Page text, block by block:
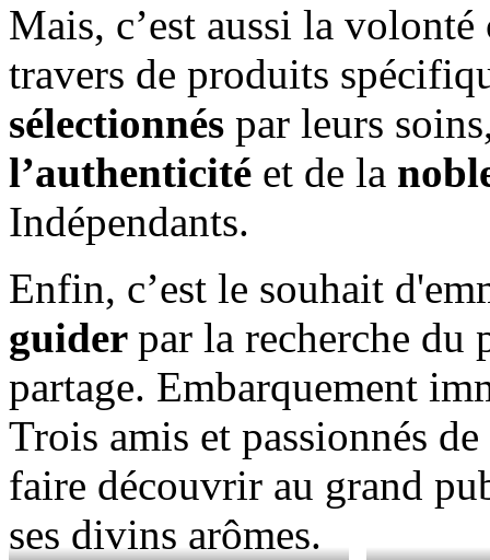
Mais, c’est aussi la
travers de produits
sélectionnés par leurs
l’authenticité et de la
Indépendants.
Enfin, c’est le souhait
guider par la recherche du
partage. Embarquement
Trois amis et passionnés
faire découvrir au grand
ses divins arômes.